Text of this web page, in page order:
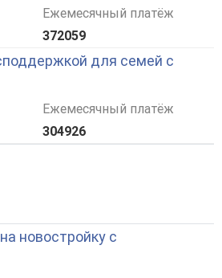
Ежемесячный платёж
372059
для семей с
Ежемесячный платёж
304926
новостройку с